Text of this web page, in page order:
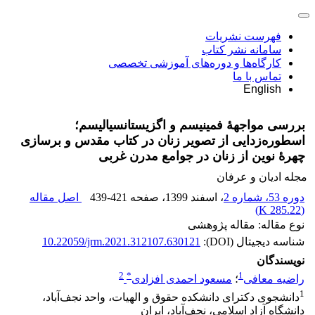
فهرست نشریات
سامانه نشر کتاب
کارگاه‌ها و دوره‌های آموزشی تخصصی
تماس با ما
English
بررسی مواجهۀ فمینیسم و اگزیستانسیالیسم؛
اسطوره‌زدایی از تصویر زنان در کتاب مقدس و برسازی
چهرۀ نوین از زنان در جوامع مدرن غربی
مجله ادیان و عرفان
دوره 53، شماره 2
، اسفند 1399 ، صفحه 439-421
اصل مقاله
(
285.22 K
)
نوع مقاله: مقاله پژوهشی
شناسه دیجیتال (DOI):
10.22059/jrm.2021.312107.630121
نویسندگان
راضیه معافی1؛ مسعود احمدی افزادی*
2
1دانشجوی دکترای دانشکده حقوق و الهیات، واحد نجف‌آباد،
دانشگاه آزاد اسلامی، نجف‌آباد، ایران